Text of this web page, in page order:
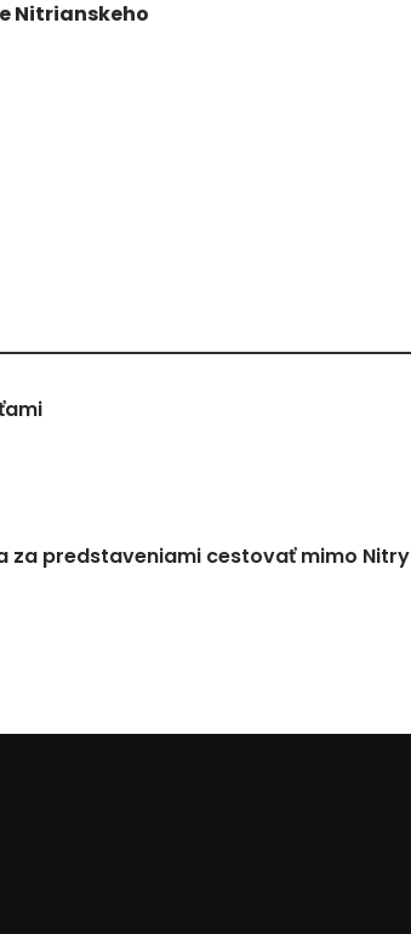
Nitrianskeho
za predstaveniami cestovať mimo Nitry